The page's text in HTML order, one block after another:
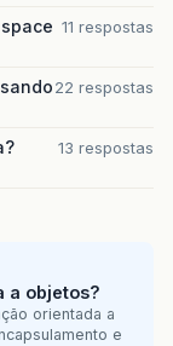
11 respostas
22 respostas
13 respostas
a objetos?
orientada a
e